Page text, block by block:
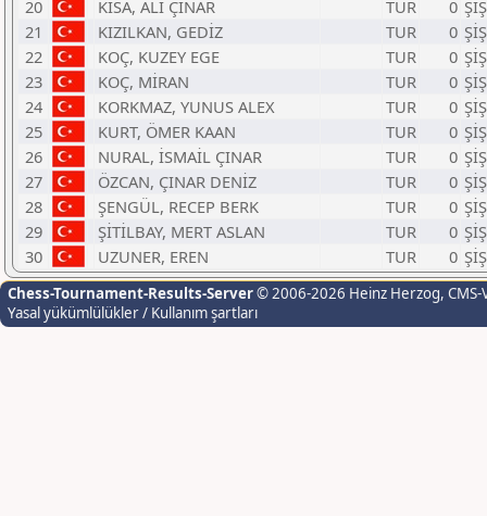
20
KISA, ALİ ÇINAR TUR 0
21
KIZILKAN, GEDİZ TUR 0
22
KOÇ, KUZEY EGE TUR 0
23
KOÇ, MİRAN TUR 0
24
KORKMAZ, YUNUS ALEX TUR 0
25
KURT, ÖMER KAAN TUR 0
26
NURAL, İSMAİL ÇINAR TUR 0
27
ÖZCAN, ÇINAR DENİZ TUR 0
28
ŞENGÜL, RECEP BERK TUR 0
29
ŞİTİLBAY, MERT ASLAN TUR 0
30
UZUNER, EREN TUR 0
Chess-Tournament-Results-Server© 2006-2026 Heinz Herzog,
Yasal yükümlülükler / Kullanım şartları